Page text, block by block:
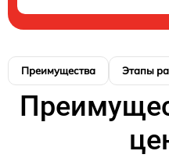
Преимущества Этапы